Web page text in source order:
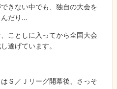
きない中でも、独自の大会を
んだり…
ことしに入ってから全国大会
遂げています。
Ｓ／Ｊリーグ開幕後、さっそ